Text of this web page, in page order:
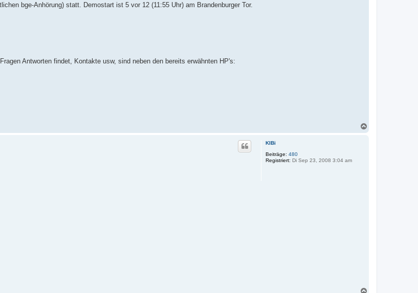
bge-Anhörung) statt. Demostart ist 5 vor 12 (11:55 Uhr) am Brandenburger Tor.
Antworten findet, Kontakte usw, sind neben den bereits erwähnten HP's:
KlBi
Beiträge: 480
Registriert: Di Sep 23, 2008 3:04 am